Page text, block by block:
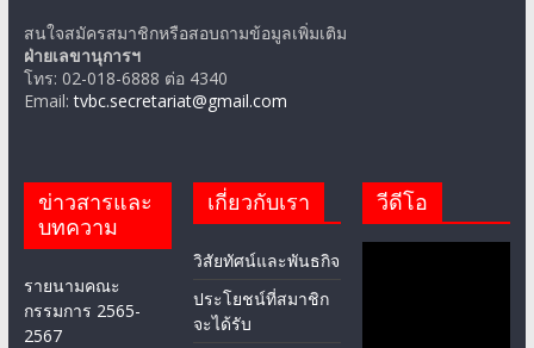
สนใจสมัครสมาชิกหรือสอบถามข้อมูลเพิ่มเติม
ฝ่ายเลขานุการฯ
โทร: 02-018-6888 ต่อ 4340
Email:tvbc.secretariat@gmail.com
ข่าวสารและ
บทความ
รายนามคณะ
กรรมการ 2565-
2567
เกี่ยวกับเรา
วิสัยทัศน์และพันธกิจ
ประโยชน์ที่สมาชิก
จะได้รับ
วีดีโอ